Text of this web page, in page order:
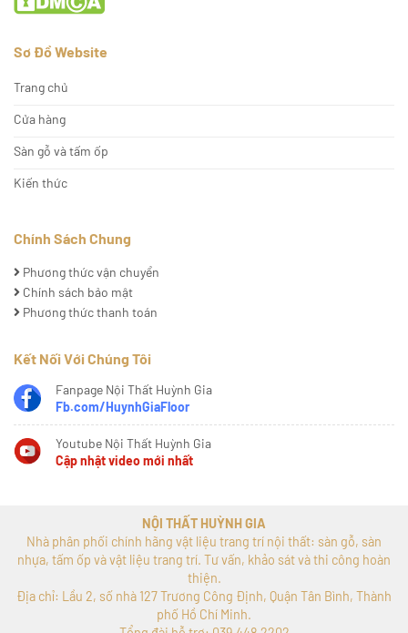
Sơ Đồ Website
Trang chủ
Cửa hàng
Sàn gỗ và tấm ốp
Kiến thức
Chính Sách Chung
Phương thức vận chuyển
Chính sách bảo mật
Phương thức thanh toán
Kết Nối Với Chúng Tôi
Fanpage Nội Thất Huỳnh Gia
Fb.com/HuynhGiaFloor
Youtube Nội Thất Huỳnh Gia
Cập nhật video mới nhất
NỘI THẤT HUỲNH GIA
Nhà phân phối chính hãng vật liệu trang trí nội thất: sàn gỗ, sàn
nhựa, tấm ốp và vật liệu trang trí. Tư vấn, khảo sát và thi công hoàn
thiện.
Địa chỉ: Lầu 2, số nhà 127 Trương Công Định, Quận Tân Bình, Thành
phố Hồ Chí Minh.